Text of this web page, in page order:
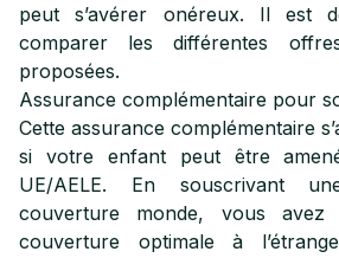
peut s’avérer onéreux. Il est
comparer les différentes
proposées.
Assurance complémentaire pour
Cette assurance complémentaire
si votre enfant peut être
UE/AELE. En souscrivant
couverture monde, vous avez
couverture optimale à